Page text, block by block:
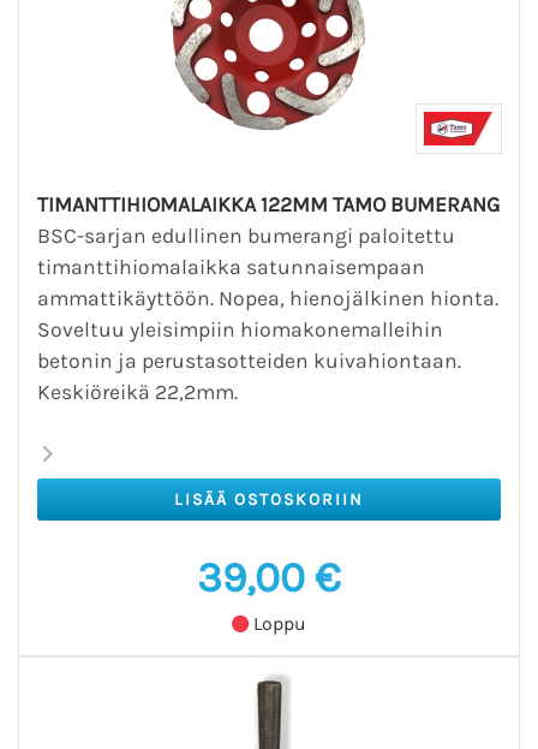
TIMANTTIHIOMALAIKKA 122MM TAMO BUMERANG
BSC-sarjan edullinen bumerangi paloitettu
timanttihiomalaikka satunnaisempaan
ammattikäyttöön. Nopea, hienojälkinen hionta.
Soveltuu yleisimpiin hiomakonemalleihin
betonin ja perustasotteiden kuivahiontaan.
Keskiöreikä 22,2mm.
39,00 €
Loppu